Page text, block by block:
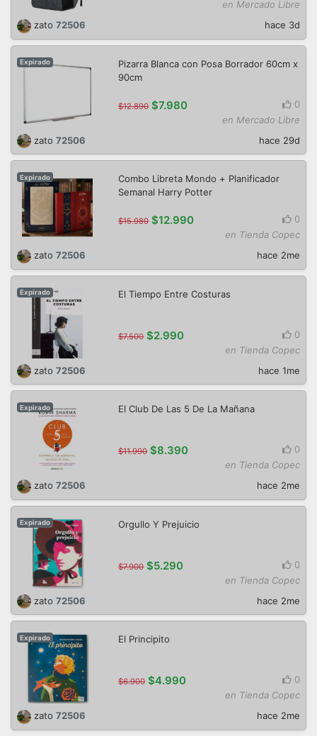
en Mercado Libre
zato 72506 hace 3d
Expirado
Pizarra Blanca con Posa Borrador 60cm x
90cm
$12.890 $7.980
0
en Mercado Libre
zato 72506 hace 29d
Expirado
Combo Libreta Mondo + Planificador
Semanal Harry Potter
$15.980 $12.990
0
en Tienda Copec
zato 72506 hace 2me
Expirado El Tiempo Entre Costuras
$7.500 $2.990
0
en Tienda Copec
zato 72506 hace 1me
Expirado El Club De Las 5 De La Mañana
$11.990 $8.390
0
en Tienda Copec
zato 72506 hace 2me
Expirado Orgullo Y Prejuicio
$7.900 $5.290
0
en Tienda Copec
zato 72506 hace 2me
Expirado El Principito
$6.900 $4.990
0
en Tienda Copec
zato 72506 hace 2me